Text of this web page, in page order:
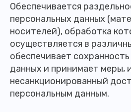
Обеспечивается
персональных данных
носителей), обработка
осуществляется в
обеспечивает
данных и принимает меры,
несанкционированный
персональным данным.